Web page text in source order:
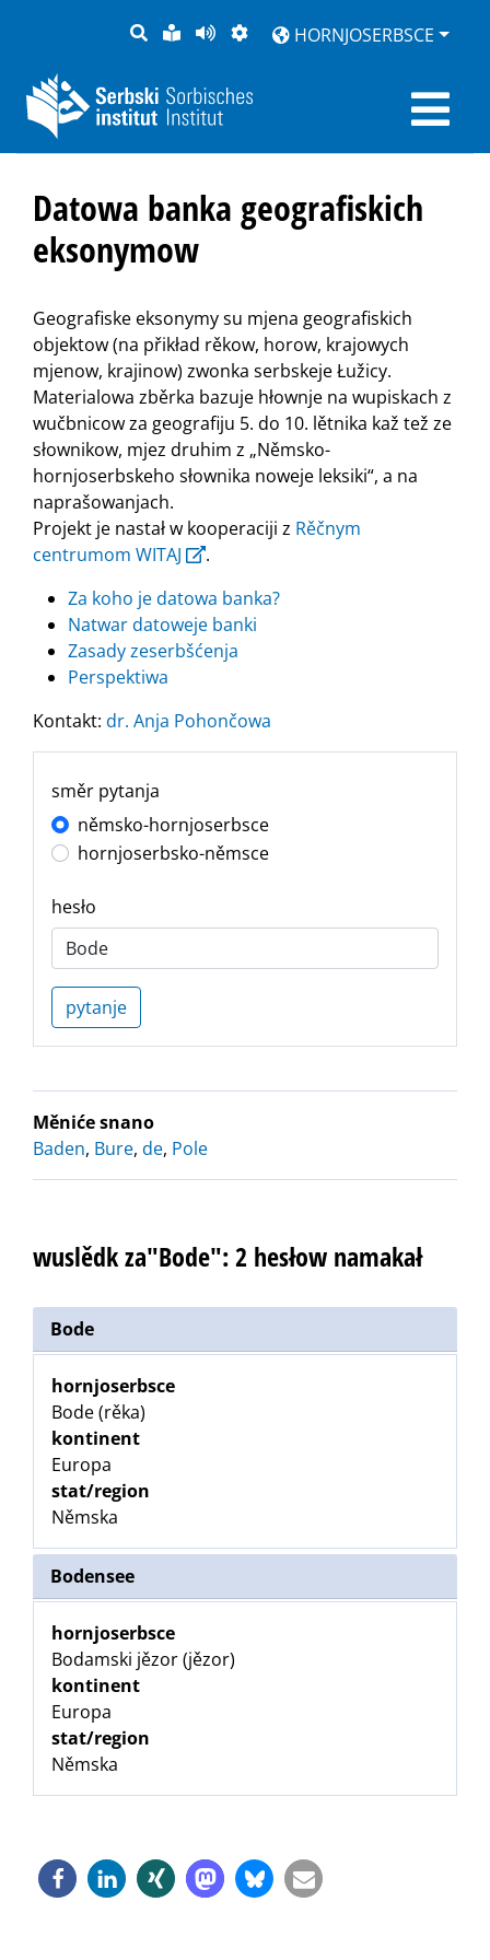
PYTANJE
LOCHKA
RĚČ
STRONU
PŘEDČITAĆ
ZWOBRAZNJENJE
HORNJOSERBSCE
Datowa banka geografiskich
eksonymow
Geografiske eksonymy su mjena geografiskich
objektow (na přikład rěkow, horow, krajowych
mjenow, krajinow) zwonka serbskeje Łužicy.
Materialowa zběrka bazuje hłownje na wupiskach z
wučbnicow za geografiju 5. do 10. lětnika kaž tež ze
słownikow, mjez druhim z „Němsko-
hornjoserbskeho słownika noweje leksiki“, a na
naprašowanjach.
Projekt je nastał w kooperaciji z Rěčnym
centrumom WITAJ
.
Za koho je datowa banka?
Natwar datoweje banki
Zasady zeserbšćenja
Perspektiwa
Kontakt: dr. Anja Pohončowa
směr pytanja
němsko-hornjoserbsce
hornjoserbsko-němsce
hesło
pytanje
Měniće snano
Baden, Bure, de, Pole
wuslědk za"Bode": 2 hesłow namakał
Bode
hornjoserbsce
Bode (rěka)
kontinent
Europa
stat/region
Němska
Bodensee
hornjoserbsce
Bodamski jězor (jězor)
kontinent
Europa
stat/region
Němska